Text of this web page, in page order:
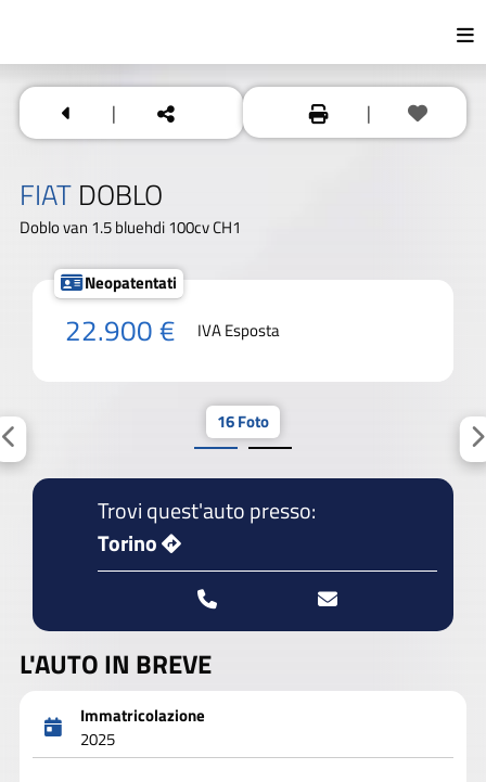
| |
FIAT DOBLO
Doblo van 1.5 bluehdi 100cv CH1
Neopatentati
22.900 € IVA Esposta
16 Foto
Trovi quest'auto presso:
Torino
L'AUTO IN BREVE
Immatricolazione
2025